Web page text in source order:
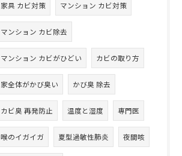
家具 カビ対策 マンション カビ対策
マンション カビ除去
マンション カビがひどい カビの取り方
家全体がかび臭い かび臭 除去
カビ臭 再発防止 温度と湿度 専門医
喉のイガイガ 夏型過敏性肺炎 夜間咳